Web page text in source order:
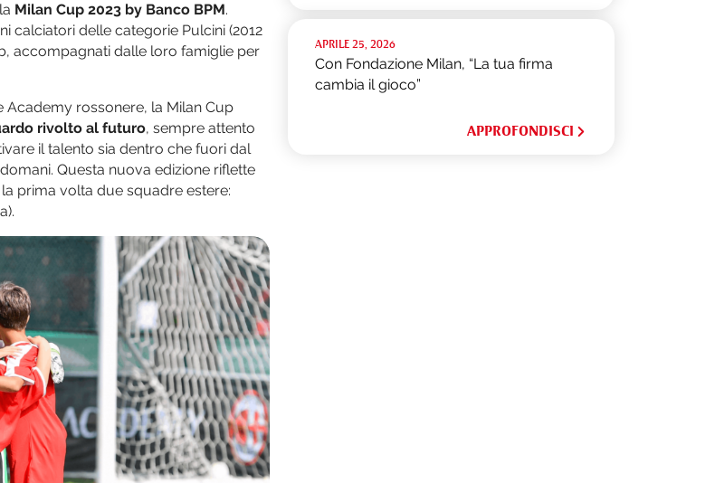
Milan Cup 2023 by Banco BPM.
calciatori delle categorie Pulcini (2012
accompagnati dalle loro famiglie per
Academy rossonere, la Milan Cup
rivolto al futuro, sempre attento
il talento sia dentro che fuori dal
Questa nuova edizione riflette
prima volta due squadre estere:
APRILE 25, 2026
Con Fondazione Milan, “La tua firma
cambia il gioco”
APPROFONDISCI